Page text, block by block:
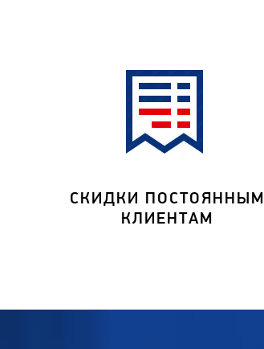
СКИДКИ ПОСТОЯННЫМ
КЛИЕНТАМ